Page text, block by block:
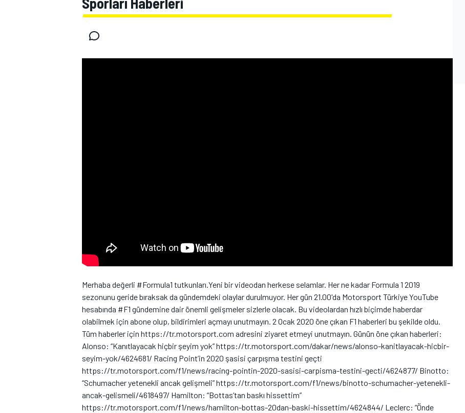
MOTOGP
WRC
Merhaba değerli #Formula1 tutkunları.Yeni bir videodan herkese selamlar. Her ne kadar Formula 1 2019
sezonunu geride bıraksak da gündemdeki olaylar durulmuyor. Her gün 21.00'da Motorsport Türkiye YouTube
hesabında #F1 gündemine dair önemli gelişmeler sizlerle olacak. Bu videolardan hızlı biçimde haberdar
olabilmek için abone olup, bildirimleri açmayı unutmayın. 2 Ocak 2020 öne çıkan F1 haberleri bu şekilde oldu.
Tüm haberler için https://tr.motorsport.com adresini ziyaret etmeyi unutmayın. Günün öne çıkan haberleri:
Alonso: “Kanıtlayacak hiçbir şeyim yok” https://tr.motorsport.com/dakar/news/alonso-kanitlayacak-hicbir-
seyim-yok/4624681/ Racing Point’in 2020 şasisi çarpışma testini geçti
https://tr.motorsport.com/f1/news/racing-pointin-2020-sasisi-carpisma-testini-gecti/4624877/ Binotto:
“Schumacher yetenekli ancak gelişmeli” https://tr.motorsport.com/f1/news/binotto-schumacher-yetenekli-
ancak-gelismeli/4618497/ Hamilton: “Bottas’tan baskı hissettim”
https://tr.motorsport.com/f1/news/hamilton-bottas-20dan-baski-hissettim/4624844/ Leclerc: “Önde